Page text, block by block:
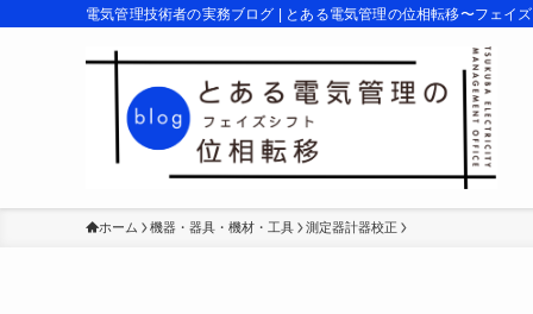
電気管理技術者の実務ブログ | とある電気管理の位相転移〜フェイ
ホーム 機器・器具・機材・工具 測定器計器校正